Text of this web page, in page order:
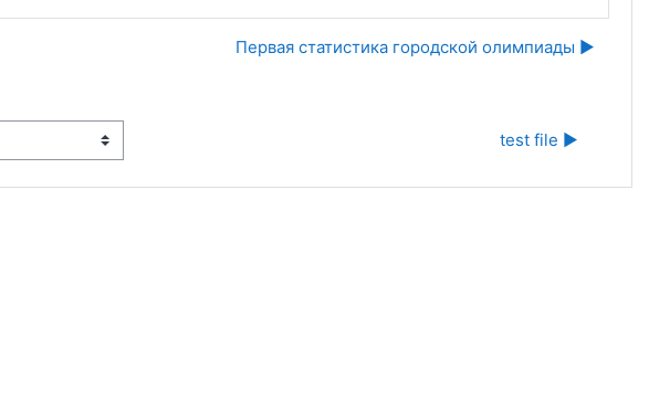
Первая статистика городской олимпиады ▶︎
test file ▶︎